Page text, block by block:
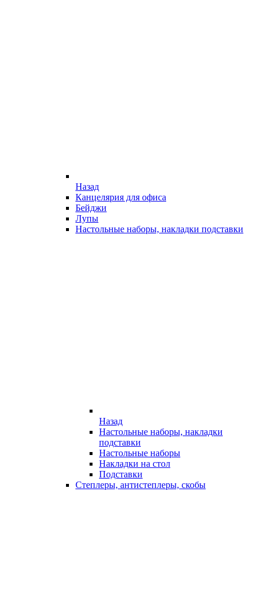
Назад
Канцелярия для офиса
Бейджи
Лупы
Настольные наборы, накладки подставки
Назад
Настольные наборы, накладки
подставки
Настольные наборы
Накладки на стол
Подставки
Степлеры, антистеплеры, скобы